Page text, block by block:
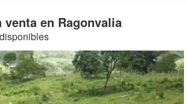
venta en Ragonvalia